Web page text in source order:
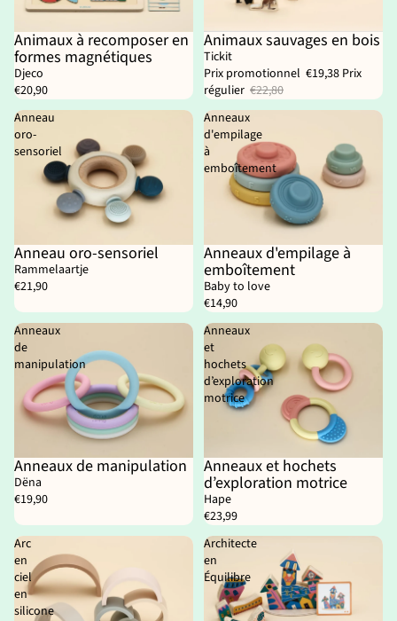
Animaux à recomposer en
formes magnétiques
Djeco
€20,90
Reconditionné
Animaux sauvages en bois
Tickit
Prix promotionnel €19,38 Prix
régulier €22,80
Anneau
oro-
sensoriel
Anneau oro-sensoriel
Rammelaartje
€21,90
Anneaux
d'empilage
à
emboîtement
Anneaux d'empilage à
emboîtement
Baby to love
€14,90
Anneaux
de
manipulation
Anneaux de manipulation
Dëna
€19,90
Anneaux
et
hochets
d’exploration
motrice
Anneaux et hochets
d’exploration motrice
Hape
€23,99
Arc
en
ciel
en
silicone
Architecte
en
Équilibre